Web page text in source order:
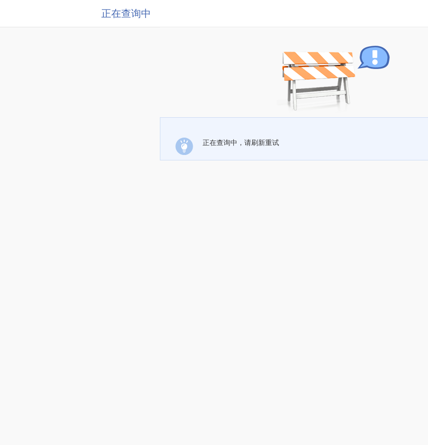
正在查询中
正在查询中，请刷新重试